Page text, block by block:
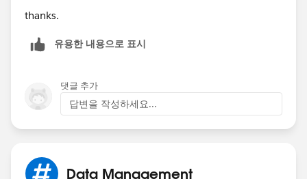
thanks.
유용한 내용으로 표시
댓글 추가
답변을 작성하세요...
Data Management